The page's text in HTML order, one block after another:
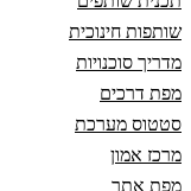
שותפות חינוכית
מדריך סוכנויות
מפת דרכים
סטטוס מערכת
מרכז אמון
מפת אתר